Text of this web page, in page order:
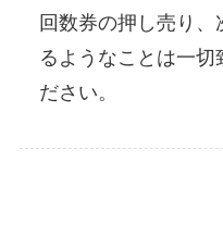
回数券の押し売り
るようなことは一切
ださい。